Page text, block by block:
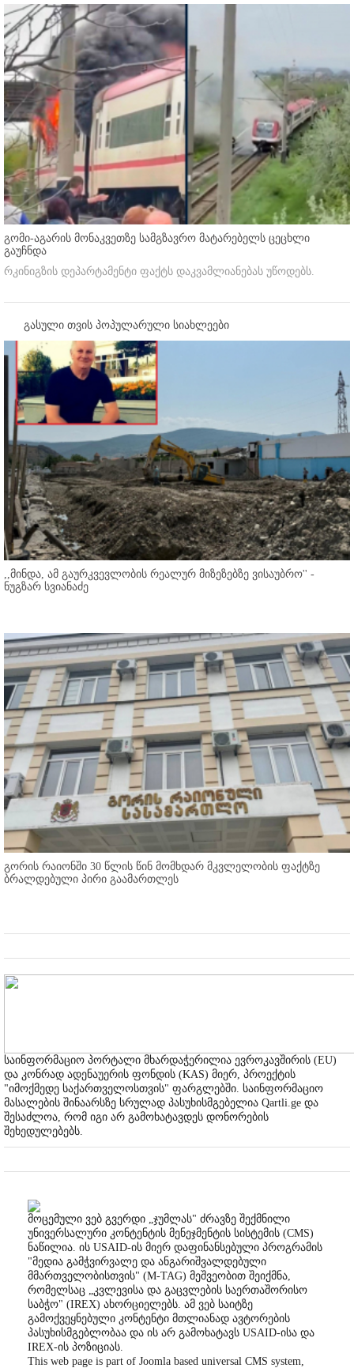
გომი-აგარის მონაკვეთზე სამგზავრო მატარებელს ცეცხლი
გაუჩნდა
რკინიგზის დეპარტამენტი ფაქტს დაკვამლიანებას უწოდებს.
გასული თვის პოპულარული სიახლეები
,,მინდა, ამ გაურკვევლობის რეალურ მიზეზებზე ვისაუბრო'' -
ნუგზარ სვიანაძე
გორის რაიონში 30 წლის წინ მომხდარ მკვლელობის ფაქტზე
ბრალდებული პირი გაამართლეს
საინფორმაციო პორტალი მხარდაჭერილია ევროკავშირის (EU)
და კონრად ადენაუერის ფონდის (KAS) მიერ, პროექტის
"იმოქმედე საქართველოსთვის" ფარგლებში. საინფორმაციო
მასალების შინაარსზე სრულად პასუხისმგებელია Qartli.ge და
შესაძლოა, რომ იგი არ გამოხატავდეს დონორების
შეხედულებებს.
მოცემული ვებ გვერდი „ჯუმლას" ძრავზე შექმნილი
უნივერსალური კონტენტის მენეჯმენტის სისტემის (CMS)
ნაწილია. ის USAID-ის მიერ დაფინანსებული პროგრამის
"მედია გამჭვირვალე და ანგარიშვალდებული
მმართველობისთვის" (M-TAG) მეშვეობით შეიქმნა,
რომელსაც „კვლევისა და გაცვლების საერთაშორისო
საბჭო" (IREX) ახორციელებს. ამ ვებ საიტზე
გამოქვეყნებული კონტენტი მთლიანად ავტორების
პასუხისმგებლობაა და ის არ გამოხატავს USAID-ისა და
IREX-ის პოზიციას.
This web page is part of Joomla based universal CMS system,